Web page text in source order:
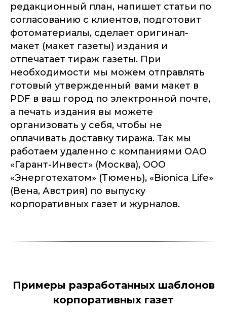
редакционный план, напишет статьи по
согласованию с клиентов, подготовит
фотоматериалы, сделает оригинал-
макет (макет газеты) издания и
отпечатает тираж газеты. При
необходимости мы можем отправлять
готовый утвержденный вами макет в
PDF в ваш город по электронной почте,
а печать издания вы можете
организовать у себя, чтобы не
оплачивать доставку тиража. Так мы
работаем удаленно с компаниями ОАО
«Гарант-Инвест» (Москва), ООО
«Энерготехатом» (Тюмень), «Bionica Life»
(Вена, Австрия) по выпуску
корпоративных газет и журналов.
Примеры разработанных шаблонов
корпоративных газет